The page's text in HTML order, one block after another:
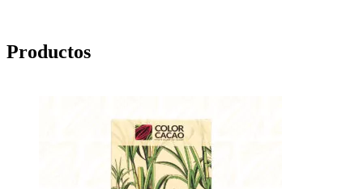
Productos